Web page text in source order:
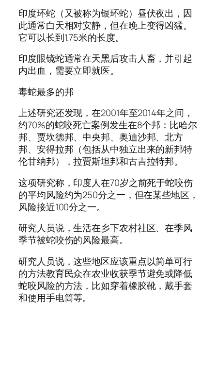
印度环蛇（又被称为银环蛇）昼伏夜出，因
此通常白天相对安静，但在晚上变得凶猛。
它可以长到1.75米的长度。
印度眼镜蛇通常在天黑后攻击人畜，并引起
内出血，需要立即就医。
毒蛇最多的邦
上述研究还发现，在2001年至2014年之间，
约70%的蛇咬死亡案例发生在8个邦：比哈尔
邦、贾坎德邦、中央邦、奥迪沙邦、北方
邦、安得拉邦（包括从中独立出来的新邦特
伦甘纳邦），拉贾斯坦邦和古吉拉特邦。
这项研究称，印度人在70岁之前死于蛇咬伤
的平均风险约为250分之一，但在某些地区，
风险接近100分之一。
研究人员说，生活在乡下农村社区、在季风
季节被蛇咬伤的风险最高。
研究人员说，这些地区应该重点以简单可行
的方法教育民众在农业收获季节避免或降低
蛇咬风险的方法，比如穿着橡胶靴，戴手套
和使用手电筒等。